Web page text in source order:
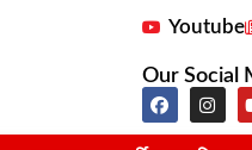
Youtube
Our Social